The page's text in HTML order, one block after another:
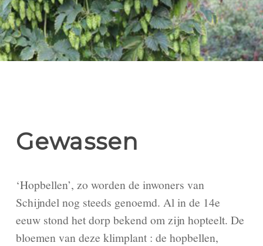
Gewassen
‘Hopbellen’, zo worden de inwoners van
Schijndel nog steeds genoemd. Al in de 14e
eeuw stond het dorp bekend om zijn hopteelt. De
bloemen van deze klimplant : de hopbellen,